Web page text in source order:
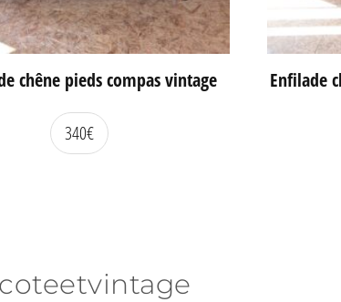
chêne pieds compas vintage
340€
Enfilade